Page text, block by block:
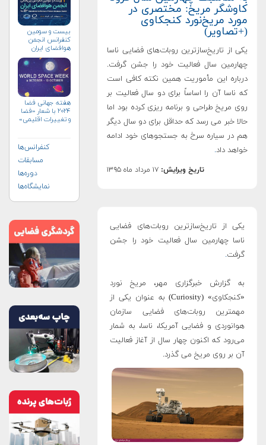
کاوشگر مریخ: مختصری در
مورد مریخ‌نورد کنجکاوی
(+تصاویر)
یکی از تاریخ‌سازترین روبات‌های فضایی ناسا
چهارمین سال فعالیت خود را جشن گرفت.
درباره این مأموریت همین نکته کافی است
که ناسا آن را اساساً برای دو سال فعالیت بر
روی مریخ طراحی و برنامه ریزی کرده بود اما
حالا خبر می رسد که حداقل برای دو سال دیگر
هم در سیاره سرخ به جستجوهای خود ادامه
خواهد داد.
تاریخ ویرایش: ۱۷ مرداد ماه ۱۳۹۵
یکی از تاریخ‌سازترین روبات‌های فضایی
ناسا چهارمین سال فعالیت خود را جشن
گرفت.
به گزارش خبرگزاری مهر، مریخ نورد
«کنجکاوی» (Curiosity) به عنوان یکی از
مهمترین روبات‌های فضایی سازمان
هوانوردی و فضایی آمریکا، ناسا، به شمار
می‌رود که اکنون چهار سال از آغاز فعالیت
آن بر روی مریخ می گذرد.
بیست و سومین
کنفرانس انجمن
هوافضای ايران
هفته جهانی فضا
۲۰۲۴ با شعار «فضا
و تغییرات اقلیمی»
کنفرانس‌ها
مسابقات
دوره‌ها
نمایشگاه‌ها